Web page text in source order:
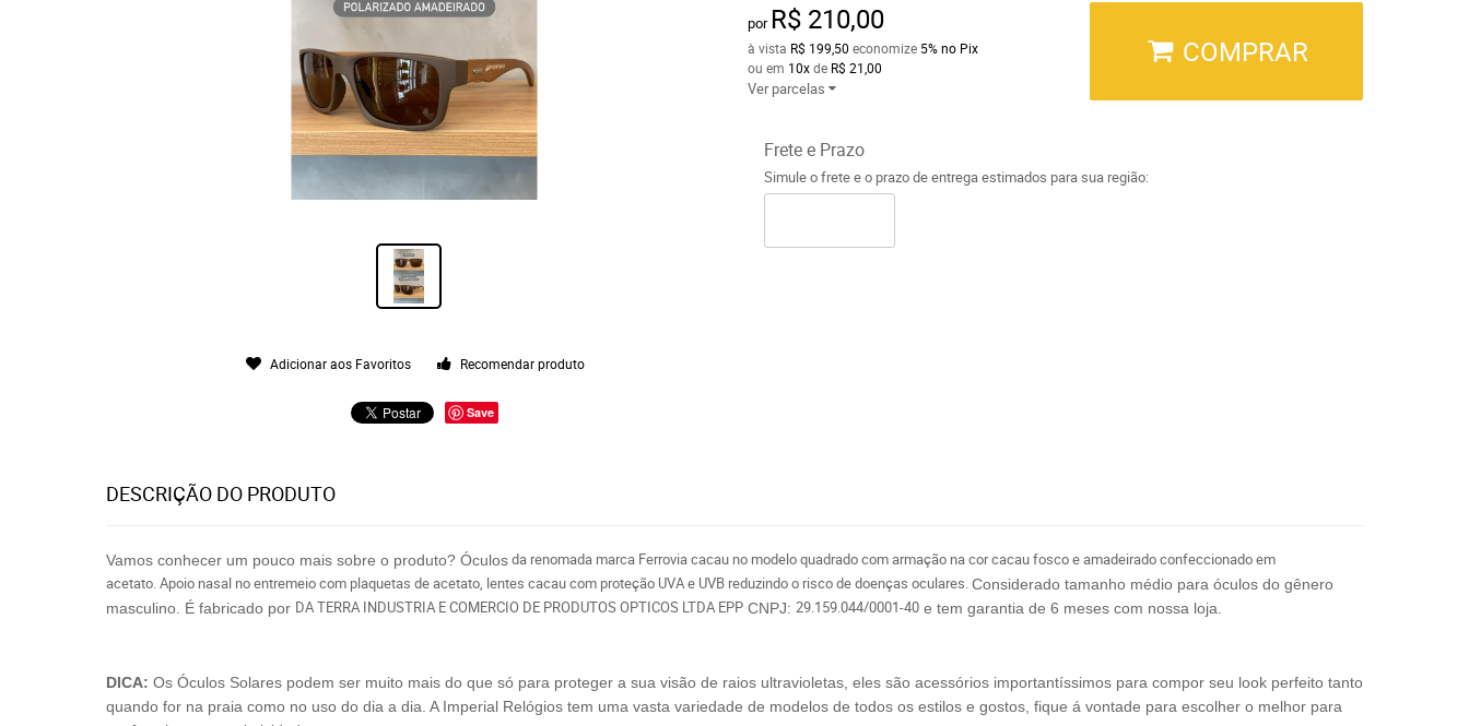
Adicionar aos Favoritos Recomendar produto
Save
por R$ 210,00
à vista R$ 199,50 economize 5% no Pix
ou em 10xde R$ 21,00
Ver parcelas
COMPRAR
Frete e Prazo
Simule o frete e o prazo de entrega estimados para sua região:
DESCRIÇÃO DO PRODUTO
Vamos conhecer um pouco mais sobre o produto? Óculosda renomada marca Ferrovia cacau no modelo quadrado com armação na cor cacau fosco e amadeirado confeccionado em
acetato. Apoio nasal no entremeio com plaquetas de acetato, lentes cacau com proteção UVA e UVB reduzindo o risco de doenças oculares.Considerado tamanho médio para óculos do gênero
masculino. É fabricado por DA TERRA INDUSTRIA E COMERCIO DE PRODUTOS OPTICOS LTDA EPP CNPJ: 29.159.044/0001-40 e tem garantia de 6 meses com nossa loja.
DICA: Os Óculos Solares podem ser muito mais do que só para proteger a sua visão de raios ultravioletas, eles são acessórios importantíssimos para compor seu look perfeito tanto
quando for na praia como no uso do dia a dia. A Imperial Relógios tem uma vasta variedade de modelos de todos os estilos e gostos, fique á vontade para escolher o melhor para